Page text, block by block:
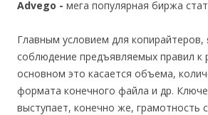
Advego - мега популярная биржа
Главным условием для копирайтеров,
соблюдение предъявляемых правил к
основном это касается объема,
формата конечного файла и др.
выступает, конечно же, грамотность